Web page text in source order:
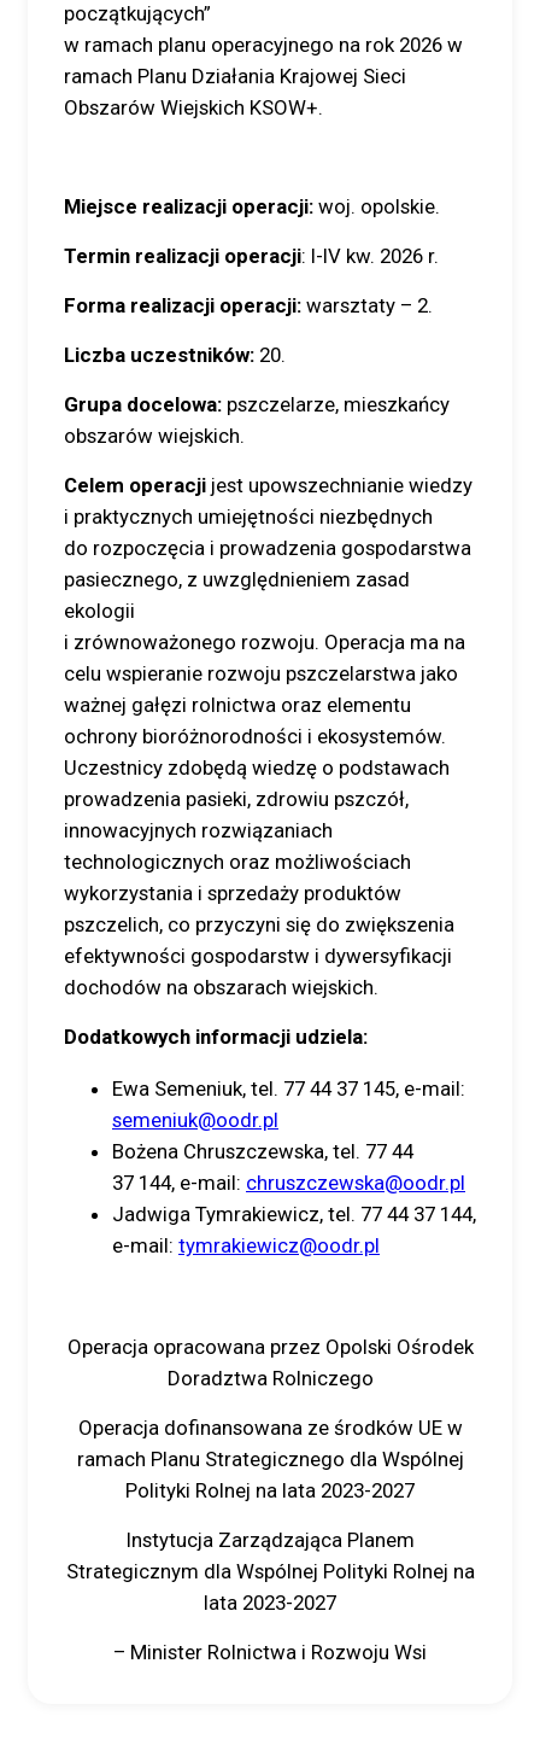
początkujących”
w ramach planu operacyjnego na rok 2026 w
ramach Planu Działania Krajowej Sieci
Obszarów Wiejskich KSOW+.
Miejsce realizacji operacji: woj. opolskie.
Termin realizacji operacji: I-IV kw. 2026 r.
Forma realizacji operacji: warsztaty – 2.
Liczba uczestników: 20.
Grupa docelowa: pszczelarze, mieszkańcy
obszarów wiejskich.
Celem operacji jest upowszechnianie wiedzy
i praktycznych umiejętności niezbędnych
do rozpoczęcia i prowadzenia gospodarstwa
pasiecznego, z uwzględnieniem zasad
ekologii
i zrównoważonego rozwoju. Operacja ma na
celu wspieranie rozwoju pszczelarstwa jako
ważnej gałęzi rolnictwa oraz elementu
ochrony bioróżnorodności i ekosystemów.
Uczestnicy zdobędą wiedzę o podstawach
prowadzenia pasieki, zdrowiu pszczół,
innowacyjnych rozwiązaniach
technologicznych oraz możliwościach
wykorzystania i sprzedaży produktów
pszczelich, co przyczyni się do zwiększenia
efektywności gospodarstw i dywersyfikacji
dochodów na obszarach wiejskich.
Dodatkowych informacji udziela:
Ewa Semeniuk, tel. 77 44 37 145, e-mail:
semeniuk@oodr.pl
Bożena Chruszczewska, tel. 77 44
37 144, e-mail: chruszczewska@oodr.pl
Jadwiga Tymrakiewicz, tel. 77 44 37 144,
e-mail: tymrakiewicz@oodr.pl
Operacja opracowana przez Opolski Ośrodek
Doradztwa Rolniczego
Operacja dofinansowana ze środków UE w
ramach Planu Strategicznego dla Wspólnej
Polityki Rolnej na lata 2023-2027
Instytucja Zarządzająca Planem
Strategicznym dla Wspólnej Polityki Rolnej na
lata 2023-2027
– Minister Rolnictwa i Rozwoju Wsi